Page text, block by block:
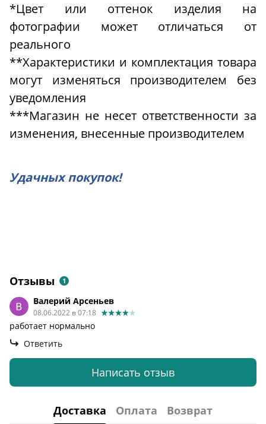
*Цвет или оттенок изделия на
фотографии может отличаться от
реального
**Характеристики и комплектация товара
могут изменяться производителем без
уведомления
***Магазин не несет ответственности за
изменения, внесенные производителем
Удачных покупок!
Отзывы 1
Валерий Арсеньев
08.06.2022 в 07:18
работает нормально
Ответить
Написать отзыв
Доставка Оплата Возврат